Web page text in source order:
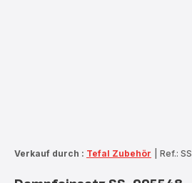
Verkauf durch : Tefal Zubehör Ref.: